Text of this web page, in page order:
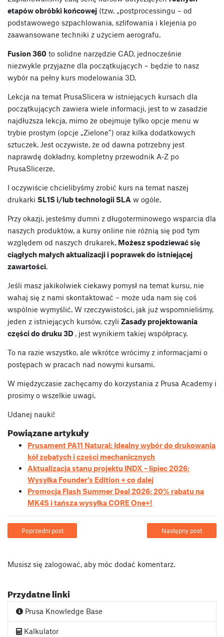
etapów obróbki końcowej (tzw. „postprocessingu – od
podstawowego szpachlowania, szlifowania i klejenia po
zaawansowane techniki z użyciem aerografu.
Fusion 360 to solidne narzędzie CAD, jednocześnie
niezwykle przyjazne dla początkujących – będzie to nasz
wybór na pełny kurs modelowania 3D.
Lekcja na temat PrusaSlicera w istniejących kursach dla
początkujących zawiera wiele informacji, jest to w zasadzie
najdłuższa lekcja, mimo że obejmuje tylko opcje menu w
trybie prostym (opcje „Zielone”) oraz kilka dodatkowych
sztuczek. Jest oczywiste, że od dawna potrzebny jest
naprawdę dokładny, kompletny przewodnik A-Z po
PrusaSlicerze.
I oczywiście chcielibyśmy zrobić kurs na temat naszej
drukarki SL1S i/lub technologii SLA w ogóle.
Przy okazji, jesteśmy dumni z długoterminowego wsparcia dla
naszych produktów, a kursy online nie różnią się pod tym
względem od naszych drukarek . Możesz spodziewać się
ciągłych małych aktualizacji i poprawek do istniejącej
zawartości
Jeśli masz jakikolwiek ciekawy pomysł na temat kursu, nie
wahaj się z nami skontaktować – może uda nam się coś
wspólnie wymyślić. W rzeczywistości, jak już wspomnieliśmy,
jeden z istniejących kursów, czyli Zasady projektowania
części do druku 3D
, jest wynikiem takiej współpracy.
To na razie wszystko, ale wkrótce wrócimy z informacjami o
postępach w pracach nad nowymi kursami.
W międzyczasie zachęcamy do korzystania z Prusa Academy i
prosimy o wszelkie uwagi.
Udanej nauki!
Powiązane artykuły
Prusament PA11 Natural: Idealny wybór do drukowania
kół zębatych i części mechanicznych
Aktualizacja stanu projektu INDX – lipiec 2026:
Wysyłka Founder’s Edition + co dalej
Promocja Flash Summer Deal 2026: 20% rabatu na
MK4S i tańsza wysyłka CORE One+!
Poprzedni post Następny post
Musisz się zalogować, aby móc dodać komentarz.
Przydatne linki
Prusa Knowledge Base
Kalkulator